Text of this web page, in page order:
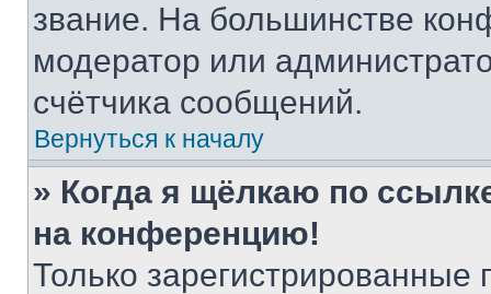
звание. На большинстве
модератор или
счётчика сообщений.
Вернуться к началу
» Когда я щёлкаю по
на конференцию!
Только зарегистрированные